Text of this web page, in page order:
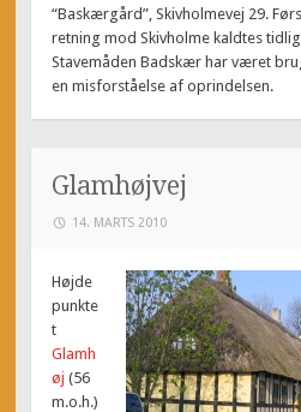
“Baskærgård”, Skivholmevej 29.
retning mod Skivholme kaldtes
Stavemåden Badskær har været
en misforståelse af oprindelsen.
Glamhøjvej
14. MARTS 2010
Højde
punkte
t
Glamh
øj (56
m.o.h.)